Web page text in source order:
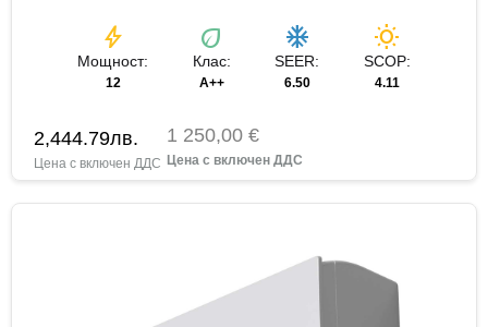
bolt
Мощност:
12
eco
Клас:
A++
ac_unit
SEER:
6.50
wb_sunny
SCOP:
4.11
2,444.79лв. 1 250,00 €